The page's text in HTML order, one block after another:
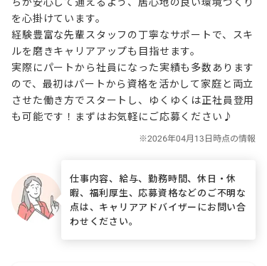
を心掛けています。
経験豊富な先輩スタッフの丁寧なサポートで、スキ
ルを磨きキャリアアップも目指せます。
実際にパートから社員になった実績も多数あります
ので、最初はパートから資格を活かして家庭と両立
させた働き方でスタートし、ゆくゆくは正社員登用
も可能です！まずはお気軽にご応募ください♪
仕事内容、給与、勤務時間、休日・休
暇、福利厚生、応募資格などのご不明な
点は、キャリアアドバイザーにお問い合
わせください。